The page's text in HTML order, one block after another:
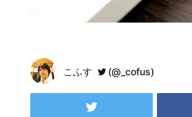
こふす (@_cofus)